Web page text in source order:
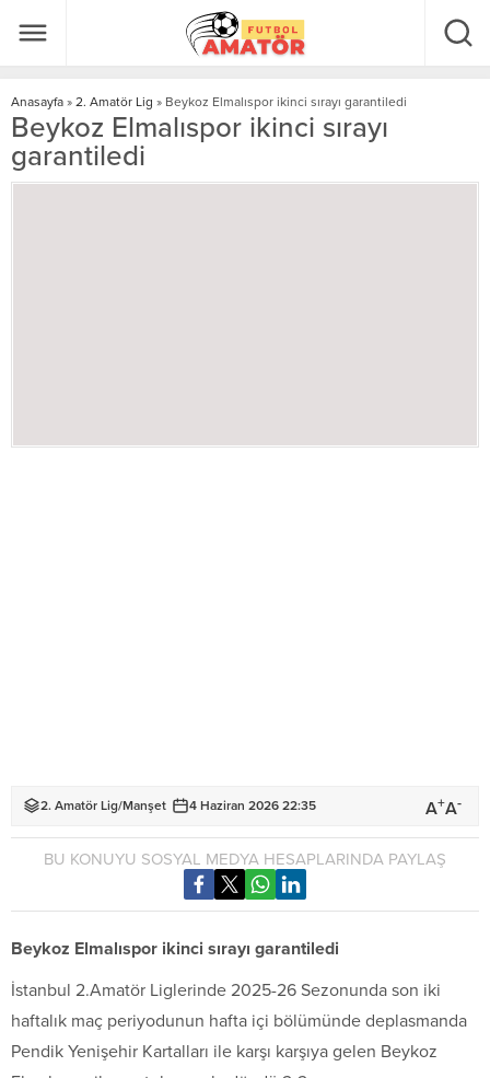
Anasayfa » 2. Amatör Lig » Beykoz Elmalıspor ikinci sırayı garantiledi
Beykoz Elmalıspor ikinci sırayı
garantiledi
2. Amatör Lig/Manşet 4 Haziran 2026 22:35 A+A-
BU KONUYU SOSYAL MEDYA HESAPLARINDA PAYLAŞ
Beykoz Elmalıspor ikinci sırayı garantiledi
İstanbul 2.Amatör Liglerinde 2025-26 Sezonunda son iki
haftalık maç periyodunun hafta içi bölümünde deplasmanda
Pendik Yenişehir Kartalları ile karşı karşıya gelen Beykoz